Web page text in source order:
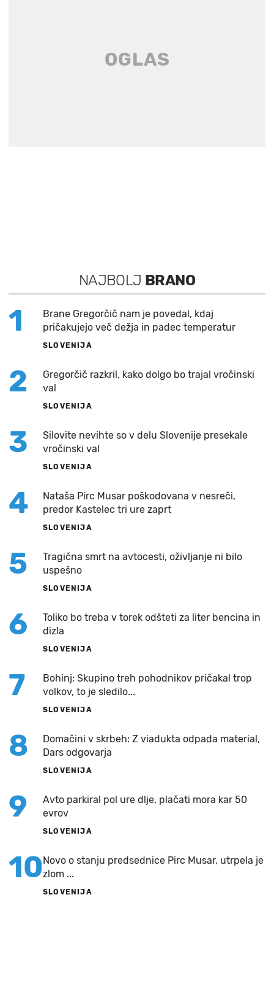
NAJBOLJ BRANO
1
Brane Gregorčič nam je povedal, kdaj
pričakujejo več dežja in padec temperatur
SLOVENIJA
2
Gregorčič razkril, kako dolgo bo trajal vročinski
val
SLOVENIJA
3
Silovite nevihte so v delu Slovenije presekale
vročinski val
SLOVENIJA
4
Nataša Pirc Musar poškodovana v nesreči,
predor Kastelec tri ure zaprt
SLOVENIJA
5
Tragična smrt na avtocesti, oživljanje ni bilo
uspešno
SLOVENIJA
6
Toliko bo treba v torek odšteti za liter bencina in
dizla
SLOVENIJA
7
Bohinj: Skupino treh pohodnikov pričakal trop
volkov, to je sledilo...
SLOVENIJA
8
Domačini v skrbeh: Z viadukta odpada material,
Dars odgovarja
SLOVENIJA
9
Avto parkiral pol ure dlje, plačati mora kar 50
evrov
SLOVENIJA
10Novo o stanju predsednice Pirc Musar, utrpela je
zlom ...
SLOVENIJA